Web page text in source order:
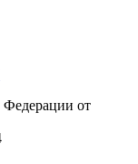
Федерации от